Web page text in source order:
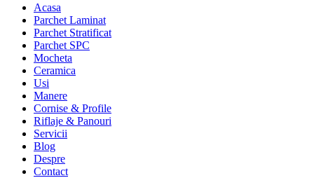
Acasa
Parchet Laminat
Parchet Stratificat
Parchet SPC
Mocheta
Ceramica
Usi
Manere
Cornise & Profile
Riflaje & Panouri
Servicii
Blog
Despre
Contact